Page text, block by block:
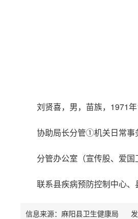
刘贤喜，男，苗族，1971
协助局长分管①机关日常事
分管办公室（宣传股、爱
联系县疾病预防控制中心
信息来源：麻阳县卫生健康局